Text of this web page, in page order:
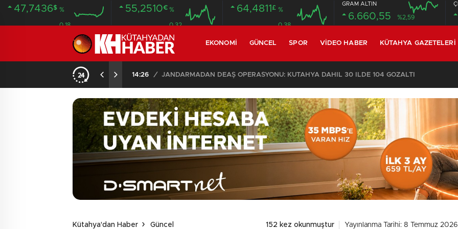
47,7436$ %
0.18
55,2510€ %
0.32
64,4811 £ %
0.38
GRAM ALTIN
6.660,55 %2,59
EKONOMI GÜNCEL SPOR VIDEO HABER KÜTAHYA GAZETELERI
DEAŞ OPERASYONU: KÜTAHYA DAHİL 30 İLDE 104 GÖZALTI 02:03 /
Kütahya'dan Haber Güncel 152 kez okunmuştur Yayınlanma Tarihi: 8 Temmuz 2026